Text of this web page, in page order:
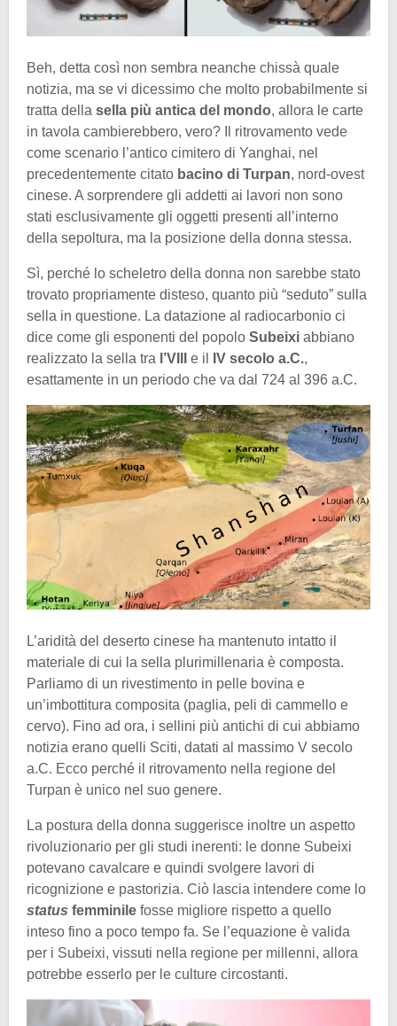
Beh, detta così non sembra neanche chissà quale
notizia, ma se vi dicessimo che molto probabilmente si
tratta della sella più antica del mondo, allora le carte
in tavola cambierebbero, vero? Il ritrovamento vede
come scenario l’antico cimitero di Yanghai, nel
precedentemente citato bacino di Turpan, nord-ovest
cinese. A sorprendere gli addetti ai lavori non sono
stati esclusivamente gli oggetti presenti all’interno
della sepoltura, ma la posizione della donna stessa.
Sì, perché lo scheletro della donna non sarebbe stato
trovato propriamente disteso, quanto più “seduto” sulla
sella in questione. La datazione al radiocarbonio ci
dice come gli esponenti del popolo Subeixi abbiano
realizzato la sella tra l’VIII e il IV secolo a.C.,
esattamente in un periodo che va dal 724 al 396 a.C.
L’aridità del deserto cinese ha mantenuto intatto il
materiale di cui la sella plurimillenaria è composta.
Parliamo di un rivestimento in pelle bovina e
un’imbottitura composita (paglia, peli di cammello e
cervo). Fino ad ora, i sellini più antichi di cui abbiamo
notizia erano quelli Sciti, datati al massimo V secolo
a.C. Ecco perché il ritrovamento nella regione del
Turpan è unico nel suo genere.
La postura della donna suggerisce inoltre un aspetto
rivoluzionario per gli studi inerenti: le donne Subeixi
potevano cavalcare e quindi svolgere lavori di
ricognizione e pastorizia. Ciò lascia intendere come lo
status femminile fosse migliore rispetto a quello
inteso fino a poco tempo fa. Se l’equazione è valida
per i Subeixi, vissuti nella regione per millenni, allora
potrebbe esserlo per le culture circostanti.